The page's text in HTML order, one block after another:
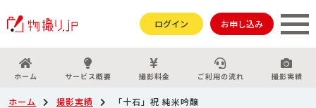
ログイン お申し込み
ホーム サービス概要 撮影料金 ご利用の流れ 撮影実績
ホーム 撮影実績 「十石」祝 純米吟醸